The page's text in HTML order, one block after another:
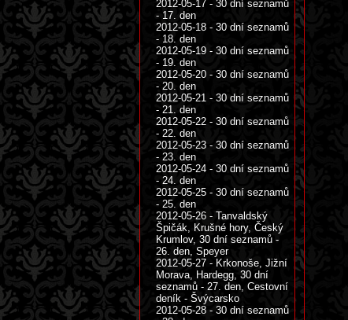
2012-05-17 - 30 dní seznamů
- 17. den
2012-05-18 - 30 dní seznamů
- 18. den
2012-05-19 - 30 dní seznamů
- 19. den
2012-05-20 - 30 dní seznamů
- 20. den
2012-05-21 - 30 dní seznamů
- 21. den
2012-05-22 - 30 dní seznamů
- 22. den
2012-05-23 - 30 dní seznamů
- 23. den
2012-05-24 - 30 dní seznamů
- 24. den
2012-05-25 - 30 dní seznamů
- 25. den
2012-05-26 - Tanvaldský
Špičák, Krušné hory, Český
Krumlov, 30 dní seznamů -
26. den, Speyer
2012-05-27 - Krkonoše, Jižní
Morava, Hardegg, 30 dní
seznamů - 27. den, Cestovní
deník - Švýcarsko
2012-05-28 - 30 dní seznamů